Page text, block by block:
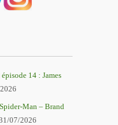
14 : James
Man – Brand
07/2026